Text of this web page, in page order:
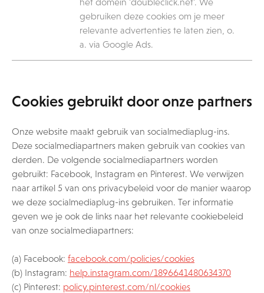
het domein 'doubleclick.net'. We
gebruiken deze cookies om je meer
relevante advertenties te laten zien, o.
a. via Google Ads.
Cookies gebruikt door onze partners
Onze website maakt gebruik van socialmediaplug-ins.
Deze socialmediapartners maken gebruik van cookies van
derden. De volgende socialmediapartners worden
gebruikt: Facebook, Instagram en Pinterest. We verwijzen
naar artikel 5 van ons privacybeleid voor de manier waarop
we deze socialmediaplug-ins gebruiken. Ter informatie
geven we je ook de links naar het relevante cookiebeleid
van onze socialmediapartners:
(a) Facebook: facebook.com/policies/cookies
(b) Instagram: help.instagram.com/1896641480634370
(c) Pinterest: policy.pinterest.com/nl/cookies